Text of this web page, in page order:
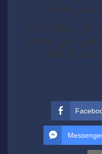
مادية.
في سياق حرص
على توطيد
أثناء